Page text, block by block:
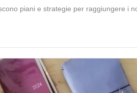
piani e strategie per raggiungere i